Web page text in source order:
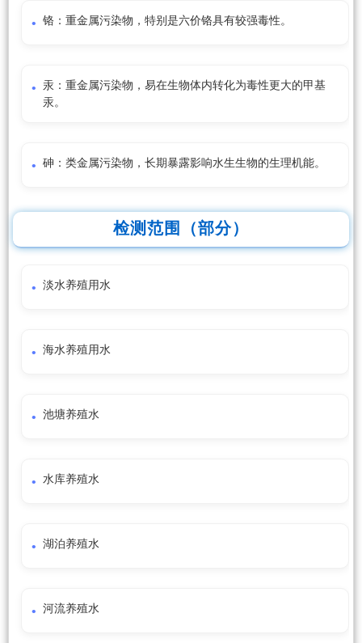
铬：重金属污染物，特别是六价铬具有较强毒性。
汞：重金属污染物，易在生物体内转化为毒性更大的甲基
汞。
砷：类金属污染物，长期暴露影响水生生物的生理机能。
检测范围（部分）
淡水养殖用水
海水养殖用水
池塘养殖水
水库养殖水
湖泊养殖水
河流养殖水